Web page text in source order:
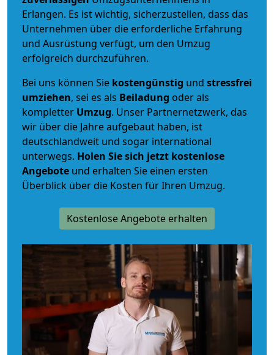
Erlangen. Es ist wichtig, sicherzustellen, dass das
Unternehmen über die erforderliche Erfahrung
und Ausrüstung verfügt, um den Umzug
erfolgreich durchzuführen.
Bei uns können Sie kostengünstig und stressfrei
umziehen, sei es als Beiladung oder als
kompletter Umzug. Unser Partnernetzwerk, das
wir über die Jahre aufgebaut haben, ist
deutschlandweit und sogar international
unterwegs. Holen Sie sich jetzt kostenlose
Angebote und erhalten Sie einen ersten
Überblick über die Kosten für Ihren Umzug.
Kostenlose Angebote erhalten